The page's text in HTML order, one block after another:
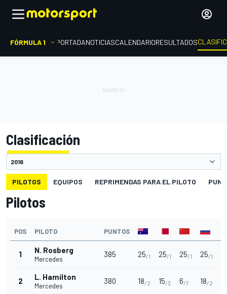
FÓRMULA 1 PORTADANOTICIASCALENDARIORESULTADOS
Clasificación
PILOTOS EQUIPOS REPRIMENDAS PARA EL PILOTO
Pilotos
POS PILOTO PUNTOS
1 N. Rosberg
Mercedes
385 25/1 25/1 25/1 25/1
2 L. Hamilton
Mercedes
380 18/2 15/3 6/7 18/2